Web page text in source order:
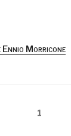
Ennio Morricone
1